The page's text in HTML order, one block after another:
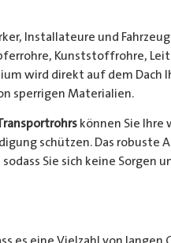
Installateure und
Kunststoffrohre,
wird direkt auf dem Dach
sperrigen Materialien.
können Sie Ihre
schützen. Das
Sie sich keine Sorgen